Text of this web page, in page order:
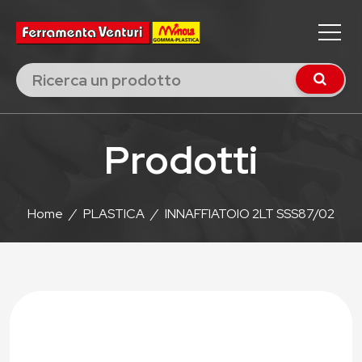
Prodotti
Home / PLASTICA / INNAFFIATOIO 2LT SSS87/02